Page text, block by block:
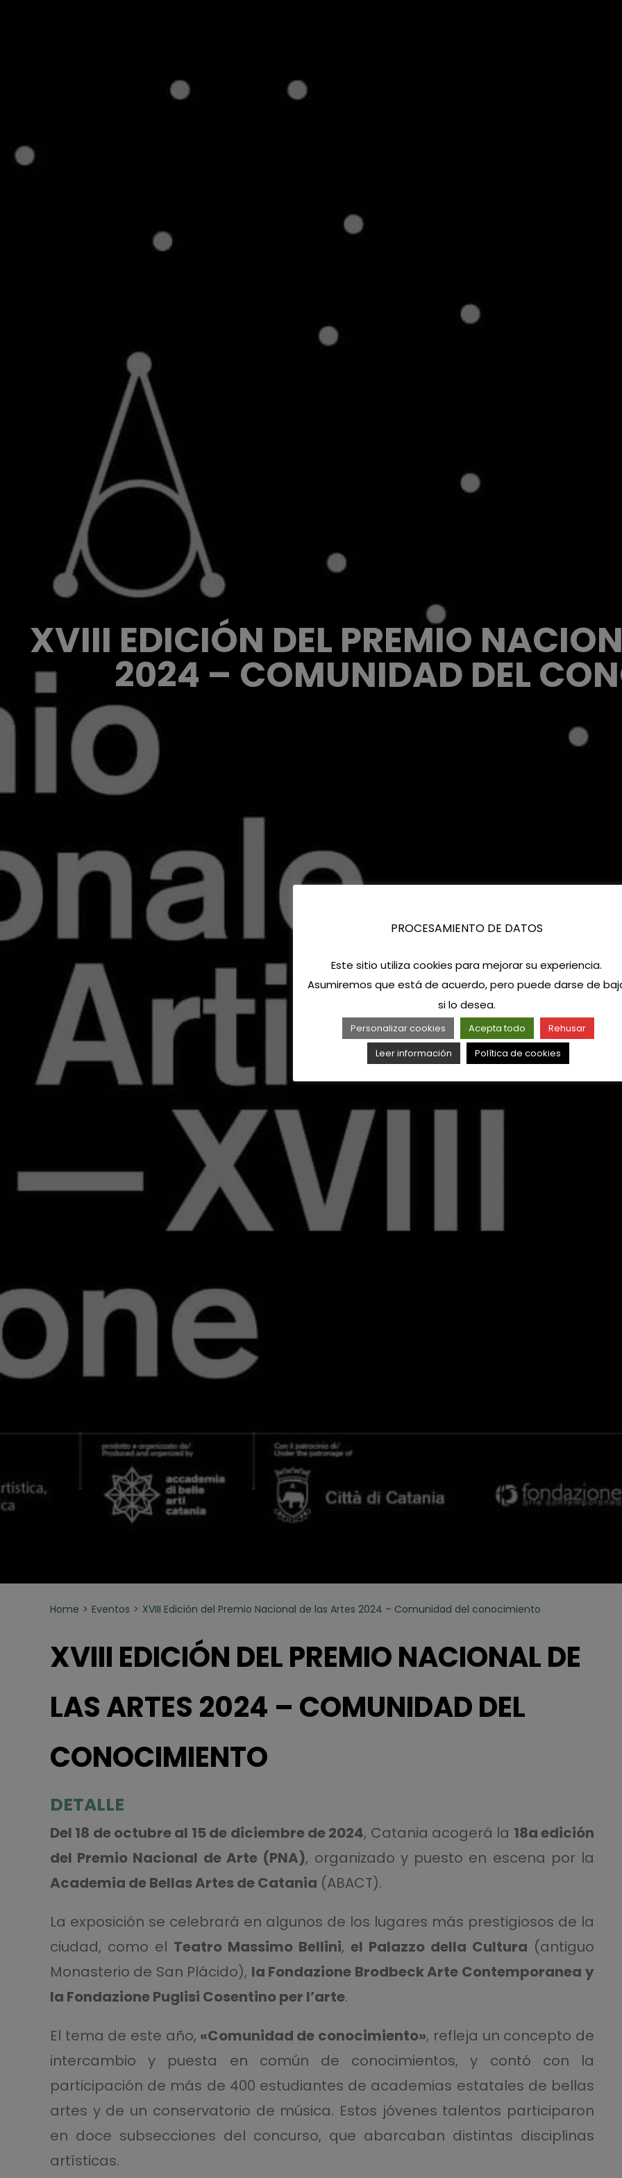
XVIII EDICIÓN DEL PREMIO
2024 – COMUNIDAD DEL
Home Eventos XVIII Edición del Premio Nacional de las Artes 2024 – Comunidad del conocimiento
XVIII EDICIÓN DEL PREMIO NACIONAL DE
LAS ARTES 2024 – COMUNIDAD DEL
CONOCIMIENTO
DETALLE
Del 18 de octubre al 15 de diciembre de 2024, Catania acogerá la 18a edición
del Premio Nacional de Arte (PNA), organizado y puesto en escena por la
Academia de Bellas Artes de Catania (ABACT).
La exposición se celebrará en algunos de los lugares más prestigiosos de la
ciudad, como el Teatro Massimo Bellini,el Palazzo della Cultura (antiguo
Monasterio de San Plácido), la Fondazione Brodbeck Arte Contemporanea y
la Fondazione Puglisi Cosentino per l’arte.
El tema de este año, «Comunidad de conocimiento», refleja un concepto de
intercambio y puesta en común de conocimientos, y contó con la
participación de más de 400 estudiantes de academias estatales de bellas
artes y de un conservatorio de música. Estos jóvenes talentos participaron
en doce subsecciones del concurso, que abarcaban distintas disciplinas
artísticas.
PROCESAMIENTO DE DATOS
Este sitio utiliza cookies para mejorar su experiencia.
Asumiremos que está de acuerdo, pero puede darse de
si lo desea.
Personalizar cookies Acepta todo
Rehusar
Leer información
Política de cookies